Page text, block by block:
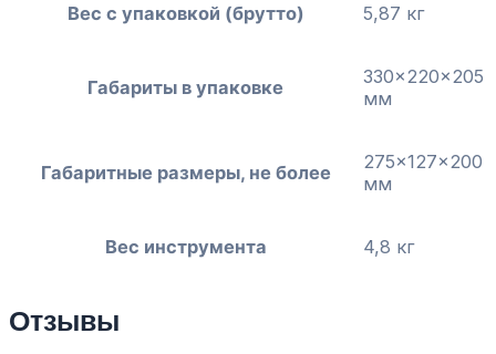
Вес с упаковкой (брутто) 5,87 кг
Габариты в упаковке
330x220x205
мм
Габаритные размеры, не более
275x127x200
мм
Вес инструмента 4,8 кг
Отзывы